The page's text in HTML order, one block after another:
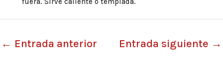
← Entrada anterior Entrada siguiente →